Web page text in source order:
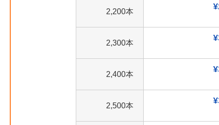
2,200本
2,300本
2,400本
2,500本